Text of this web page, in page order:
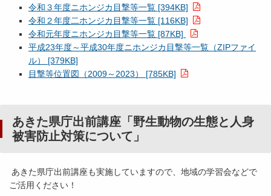
令和３年度ニホンジカ目撃等一覧 [394KB]
令和２年度二ホンジカ目撃等一覧 [116KB]
令和元年度ニホンジカ目撃等一覧 [87KB]
平成23年度～平成30年度ニホンジカ目撃等一覧（ZIPファイ
ル） [379KB]
目撃等位置図（2009～2023） [785KB]
あきた県庁出前講座「野生動物の生態と人身
被害防止対策について」
あきた県庁出前講座も実施していますので、地域の学習会などで
ご活用ください！